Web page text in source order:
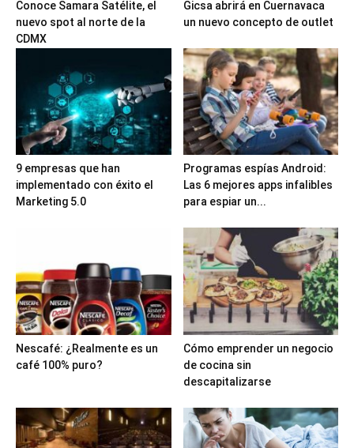
Conoce Samara Satélite, el
nuevo spot al norte de la
CDMX
Gicsa abrirá en Cuernavaca
un nuevo concepto de outlet
9 empresas que han
implementado con éxito el
Marketing 5.0
Programas espías Android:
Las 6 mejores apps infalibles
para espiar un...
Nescafé: ¿Realmente es un
café 100% puro?
Cómo emprender un negocio
de cocina sin
descapitalizarse